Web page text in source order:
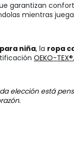
garantizan
mientras
niña, la ropa
OEKO-TEX®
elección está